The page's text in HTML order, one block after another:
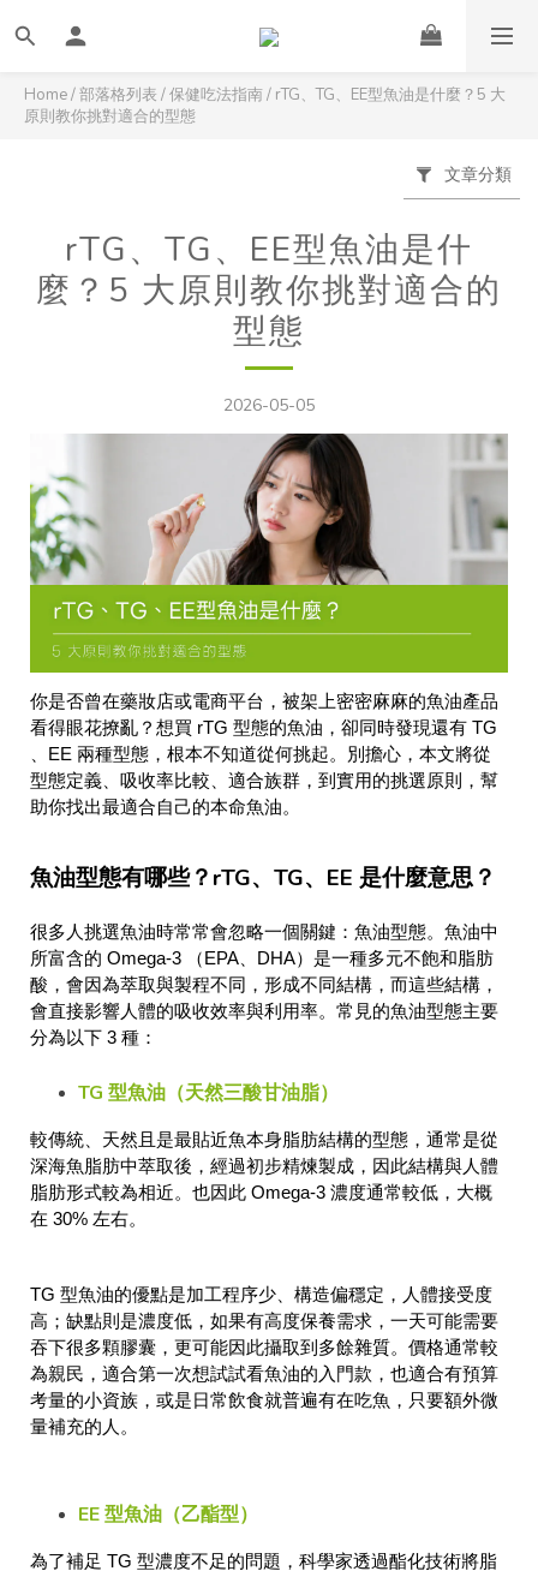
Home/部落格列表 /保健吃法指南/ rTG、TG、EE型魚油是什麼？5 大
原則教你挑對適合的型態
文章分類
rTG、TG、EE型魚油是什
麼？5 大原則教你挑對適合的
型態
2026-05-05
你是否曾在藥妝店或電商平台，被架上密密麻麻的魚油產品
看得眼花撩亂？想買 rTG 型態的魚油，卻同時發現還有 TG
、EE 兩種型態，根本不知道從何挑起。別擔心，本文將從
型態定義、吸收率比較、適合族群，到實用的挑選原則，幫
助你找出最適合自己的本命魚油。
魚油型態有哪些？rTG、TG、EE 是什麼意思？
很多人挑選魚油時常常會忽略一個關鍵：魚油型態。魚油中
所富含的 Omega-3 （EPA、DHA）是一種多元不飽和脂肪
酸，會因為萃取與製程不同，形成不同結構，而這些結構，
會直接影響人體的吸收效率與利用率。常見的魚油型態主要
分為以下 3 種：
TG 型魚油（天然三酸甘油脂）
較傳統、天然且是最貼近魚本身脂肪結構的型態，通常是從
深海魚脂肪中萃取後，經過初步精煉製成，因此結構與人體
脂肪形式較為相近。也因此 Omega-3 濃度通常較低，大概
在 30% 左右。
TG 型魚油的優點是加工程序少、構造偏穩定，人體接受度
高；缺點則是濃度低，如果有高度保養需求，一天可能需要
吞下很多顆膠囊，更可能因此攝取到多餘雜質。價格通常較
為親民，適合第一次想試試看魚油的入門款，也適合有預算
考量的小資族，或是日常飲食就普遍有在吃魚，只要額外微
量補充的人。
EE 型魚油（乙酯型）
為了補足 TG 型濃度不足的問題，科學家透過酯化技術將脂